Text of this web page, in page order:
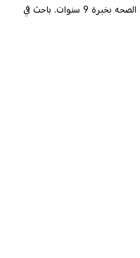
معالج نفسي ممارس كأخصائي نفسي في وزارة الصحه بخبرة 9 سنوات. باحث في